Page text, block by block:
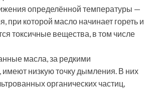
определённой температуры —
при которой масло начинает гореть и
токсичные вещества, в том числе
масла, за редкими
низкую точку дымления. В них
органических частиц,